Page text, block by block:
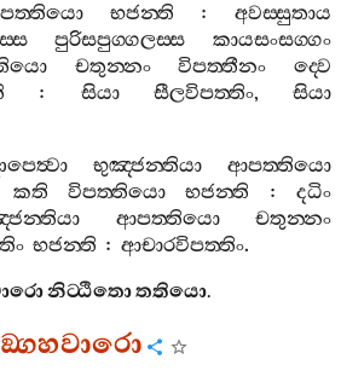
භජන‍්ති : අවස‍්සුතාය
පුරිසපුග‍්ගලස‍්ස
කායසංසග‍්ගං
චතුන‍්නං විපත‍්තීනං
ද‍්වෙ
: සියා සීලවිපත‍්තිං,සියා
භුඤ‍්ජන‍්තියා
ආපත‍්තියො
කති විපත‍්තියො භජන‍්ති :දධිං
ආපත‍්තියො
චතුන‍්නං
භජන‍්ති : ආචාරවිපත‍්තිං.
නිට‍්ඨිතොතතියො.